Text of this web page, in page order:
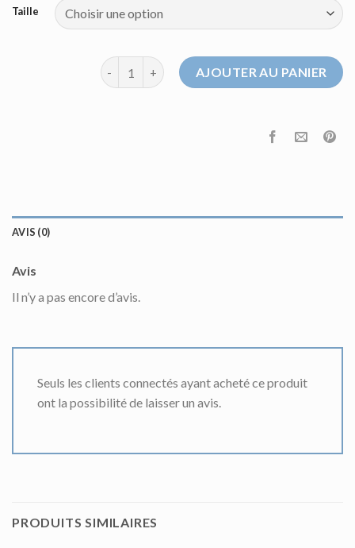
Taille
quantité de pull gantAJOUTER AU PANIER
AVIS (0)
Avis
Il n’y a pas encore d’avis.
Seuls les clients connectés ayant acheté ce produit
ont la possibilité de laisser un avis.
PRODUITS SIMILAIRES